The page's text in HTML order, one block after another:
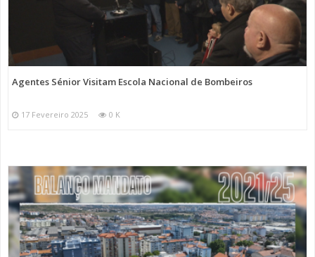
Agentes Sénior Visitam Escola Nacional de Bombeiros
17 Fevereiro 2025 0 K